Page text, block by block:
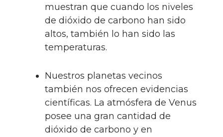
muestran que cuando los niveles
de dióxido de carbono han sido
altos, también lo han sido las
temperaturas.
Nuestros planetas vecinos
también nos ofrecen evidencias
científicas. La atmósfera de Venus
posee una gran cantidad de
dióxido de carbono y en